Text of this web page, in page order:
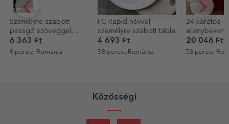
Személyre szabott
pezsgő szöveggel
születésnapokra -
Arany
6 363 Ft
8 perce, Románia
FC Rapid névvel
személyre szabott tábla
4 693 Ft
38 perce, Románia
24 karátos
20 046 Ft
53 perce,
Közösségi